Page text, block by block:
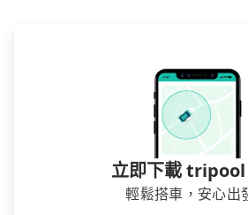
立即下載
輕鬆搭車，安心出